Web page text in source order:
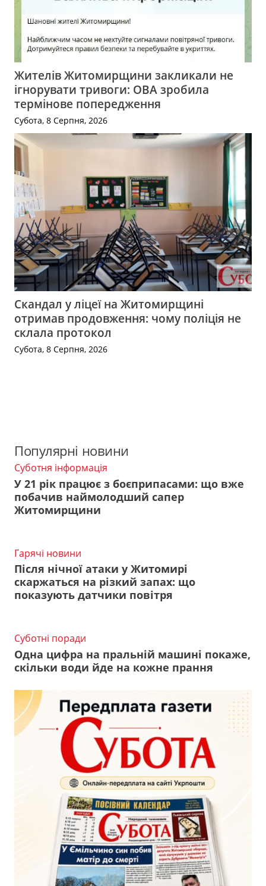
Жителів Житомирщини закликали не
ігнорувати тривоги: ОВА зробила
термінове попередження
Субота, 8 Серпня, 2026
Скандал у ліцеї на Житомирщині
отримав продовження: чому поліція не
склала протокол
Субота, 8 Серпня, 2026
Популярні новини
Суботня інформація
У 21 рік працює з боєприпасами: що вже
побачив наймолодший сапер
Житомирщини
Гарячі новини
Після нічної атаки у Житомирі
скаржаться на різкий запах: що
показують датчики повітря
Суботні поради
Одна цифра на пральній машині покаже,
скільки води йде на кожне прання